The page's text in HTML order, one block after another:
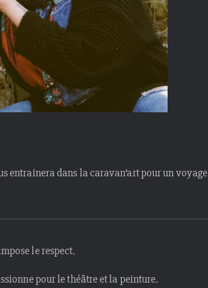
entrainera dans la caravan’art pour un voyage
le respect.
pour le théâtre et la peinture.